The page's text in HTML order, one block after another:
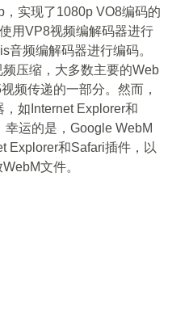
实现了1080p VO8编码的
用VP8视频编解码器进行
音频编解码器进行编码。
压缩，大多数主要的Web
频传递的一部分。然而，
如Internet Explorer和
运的是，Google WebM
Explorer和Safari插件，以
文件。